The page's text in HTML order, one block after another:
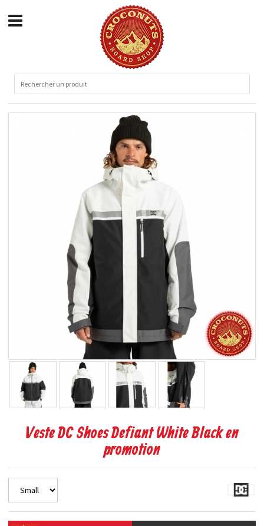
Veste DC Shoes Defiant White Black en
promotion